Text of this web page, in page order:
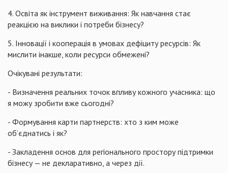
4. Освіта як інструмент виживання: Як навчання стає
реакцією на виклики і потреби бізнесу?
5. Інновації і кооперація в умовах дефіциту ресурсів: Як
мислити інакше, коли ресурси обмежені?
Очікувані результати:
- Визначення реальних точок впливу кожного учасника: що
я можу зробити вже сьогодні?
- Формування карти партнерств: хто з ким може
об’єднатись і як?
- Закладення основ для регіонального простору підтримки
бізнесу — не декларативно, а через дії.